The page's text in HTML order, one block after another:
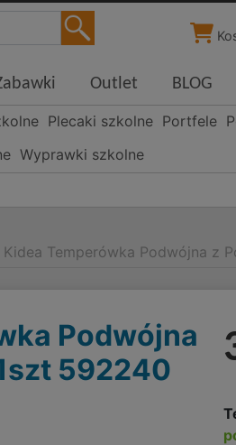
Outlet BLOG
Plecaki szkolne Portfele
Wyprawki szkolne
Kidea Temperówka Podwójna z
Podwójna
592240